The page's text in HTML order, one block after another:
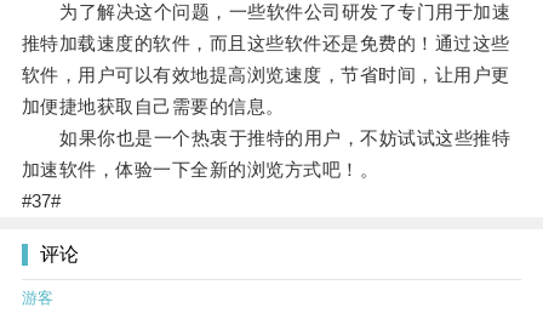
为了解决这个问题，一些软件公司研发了专门用于加速
推特加载速度的软件，而且这些软件还是免费的！通过这些
软件，用户可以有效地提高浏览速度，节省时间，让用户更
加便捷地获取自己需要的信息。
如果你也是一个热衷于推特的用户，不妨试试这些推特
加速软件，体验一下全新的浏览方式吧！。
#37#
评论
游客